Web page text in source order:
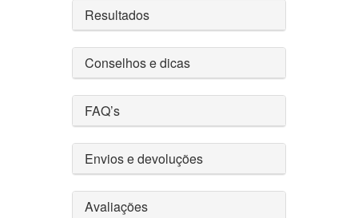
Resultados
Conselhos e dicas
FAQ’s
Envios e devoluções
Avaliações